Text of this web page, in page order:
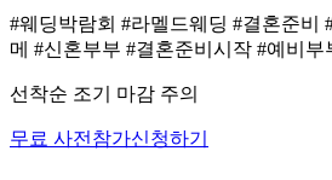
#웨딩박람회 #라멜드웨딩 #결혼준비
메 #신혼부부 #결혼준비시작 #예비부
선착순 조기 마감 주의
무료 사전참가신청하기